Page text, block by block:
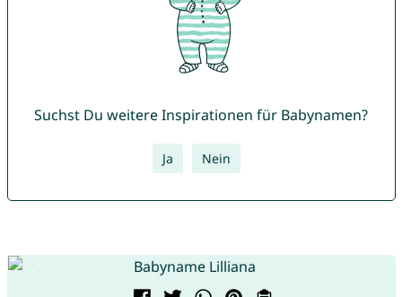
Suchst Du weitere Inspirationen für Babynamen?
Ja Nein